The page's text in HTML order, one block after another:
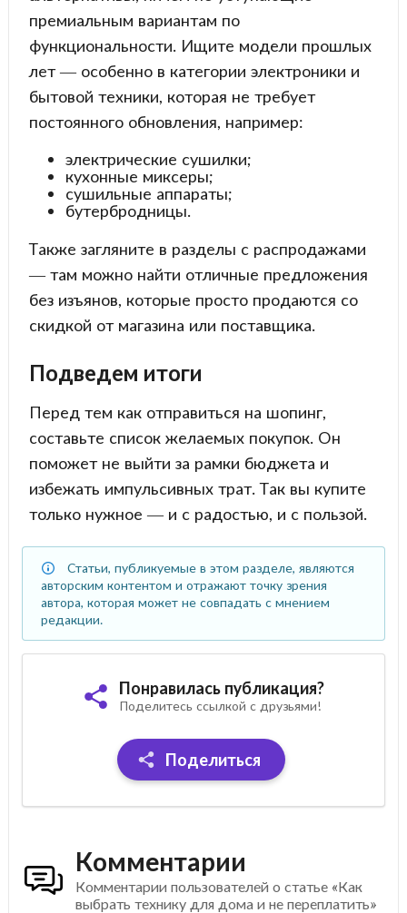
премиальным вариантам по
функциональности. Ищите модели прошлых
лет — особенно в категории электроники и
бытовой техники, которая не требует
постоянного обновления, например:
электрические сушилки;
кухонные миксеры;
сушильные аппараты;
бутербродницы.
Также загляните в разделы с распродажами
— там можно найти отличные предложения
без изъянов, которые просто продаются со
скидкой от магазина или поставщика.
Подведем итоги
Перед тем как отправиться на шопинг,
составьте список желаемых покупок. Он
поможет не выйти за рамки бюджета и
избежать импульсивных трат. Так вы купите
только нужное — и с радостью, и с пользой.
Статьи, публикуемые в этом разделе, являются
авторским контентом и отражают точку зрения
автора, которая может не совпадать с мнением
редакции.
Понравилась публикация?
Поделитесь ссылкой с друзьями!
Поделиться
Комментарии
Комментарии пользователей о статье «Как
выбрать технику для дома и не переплатить»